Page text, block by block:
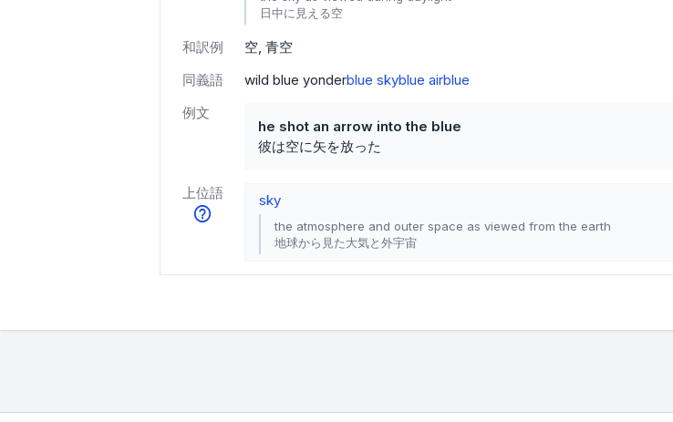
日中に見える空
和訳例 空 青空
同義語
wild blue yonderblue skyblue airblue
例文
he shot an arrow into the blue
彼は空に矢を放った
上位語 sky
the atmosphere and outer space as viewed from the earth
地球から見た大気と外宇宙